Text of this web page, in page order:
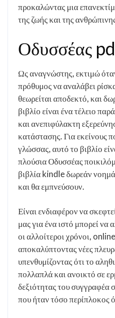
προκαλώντας μια
της ζωής και της
Οδυσσέας
Ως αναγνώστης, εκτιμώ
πρόθυμος να αναλάβει
θεωρείται αποδεκτό, και
βιβλίο είναι ένα τέλειο
και ανεπιφύλακτη
κατάστασης. Για εκείνους
γλώσσας, αυτό το βιβλίο
πλούσια Οδυσσέας
βιβλία kindle δωρεάν
και θα εμπνεύσουν.
Είναι ενδιαφέρον να
μας για ένα ιστό μπορεί
οι αλλοίτεροι χρόνοι,
αποκαλύπτοντας νέες
υπενθυμίζοντας ότι το
πολλαπλά και ανοικτό σε
δεξιότητας του συγγραφέα
που ήταν τόσο περίπλοκος